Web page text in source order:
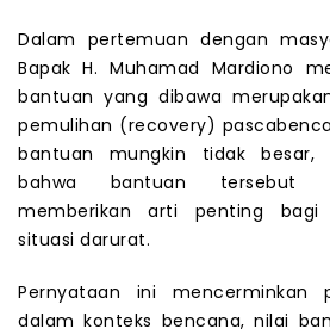
Dalam pertemuan dengan
Bapak H. Muhamad Mardiono
bantuan yang dibawa
pemulihan (recovery)
bantuan mungkin tidak besar,
bahwa bantuan tersebut
memberikan arti penting bagi
situasi darurat.
Pernyataan ini mencerminkan
dalam konteks bencana, nilai